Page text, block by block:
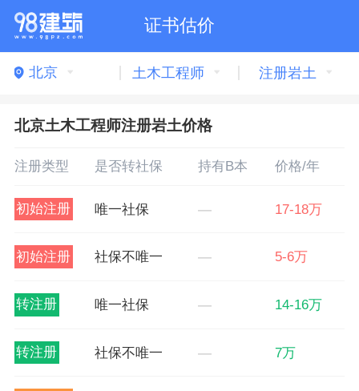
证书估价
北京 土木工程师 注册岩土
北京土木工程师注册岩土价格
注册类型 是否转社保 持有B本 价格/年
初始注册 唯一社保 — 17-18万
初始注册 社保不唯一 — 5-6万
转注册 唯一社保 — 14-16万
转注册 社保不唯一 — 7万